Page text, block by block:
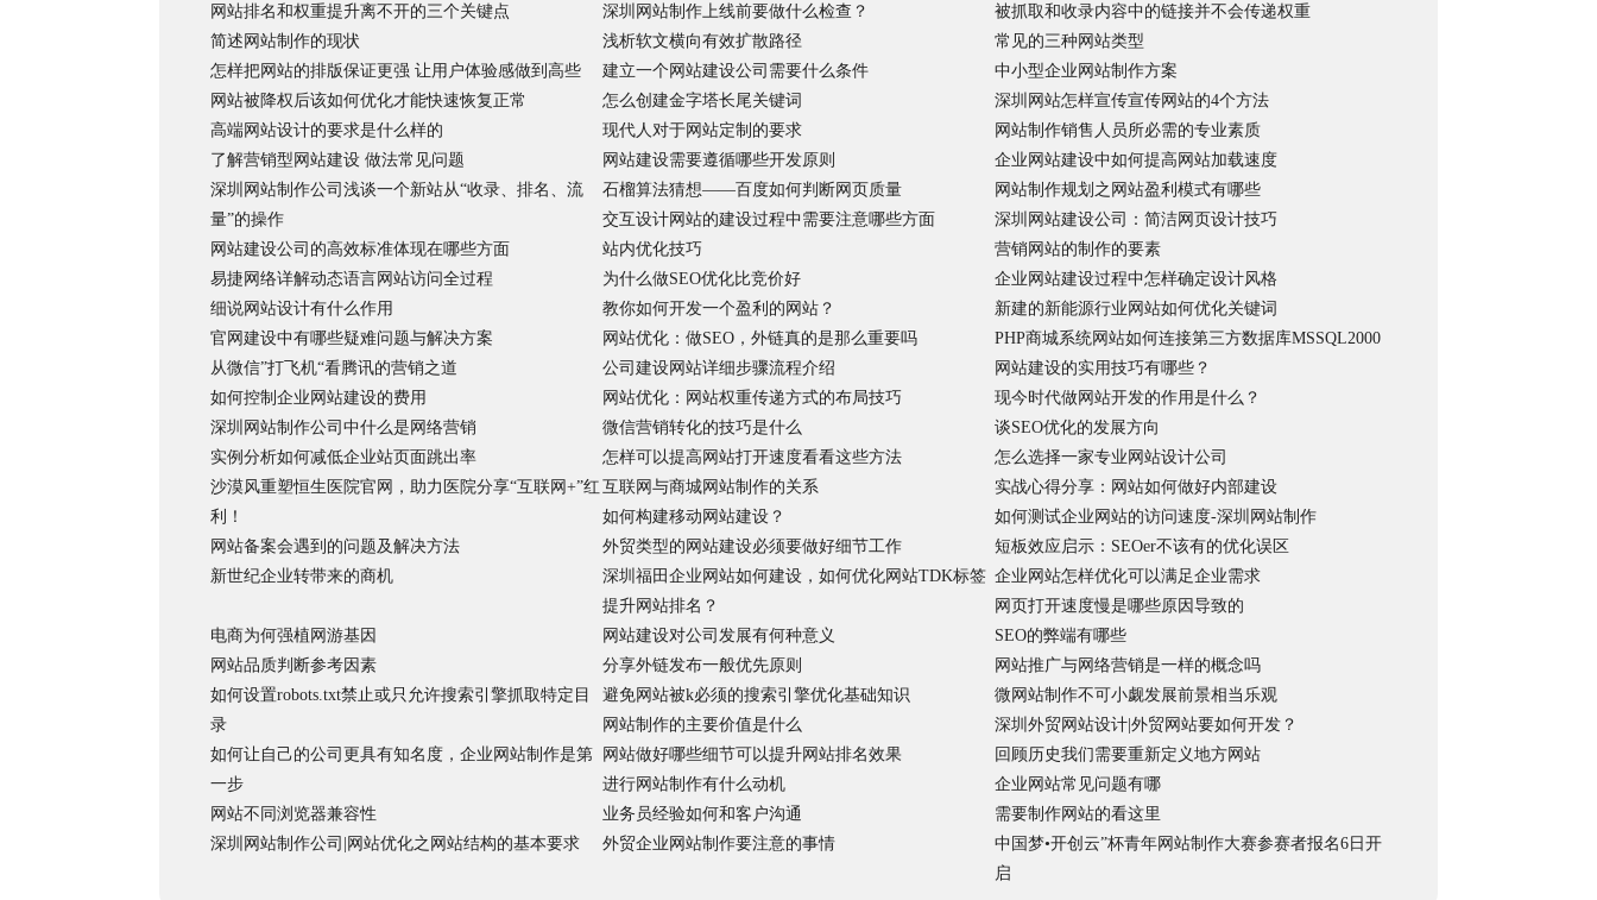
网站排名和权重提升离不开的三个关键点
深圳网站制作上线前要做什么检查？
被抓取和收录内容中的链接并不会传递权重
简述网站制作的现状
浅析软文横向有效扩散路径
常见的三种网站类型
怎样把网站的排版保证更强 让用户体验感做到高些
建立一个网站建设公司需要什么条件
中小型企业网站制作方案
网站被降权后该如何优化才能快速恢复正常
怎么创建金字塔长尾关键词
深圳网站怎样宣传宣传网站的4个方法
高端网站设计的要求是什么样的
现代人对于网站定制的要求
网站制作销售人员所必需的专业素质
了解营销型网站建设 做法常见问题
网站建设需要遵循哪些开发原则
企业网站建设中如何提高网站加载速度
深圳网站制作公司浅谈一个新站从“收录、排名、流
量”的操作
石榴算法猜想——百度如何判断网页质量
网站制作规划之网站盈利模式有哪些
交互设计网站的建设过程中需要注意哪些方面
深圳网站建设公司：简洁网页设计技巧
网站建设公司的高效标准体现在哪些方面
站内优化技巧
营销网站的制作的要素
易捷网络详解动态语言网站访问全过程
为什么做SEO优化比竞价好
企业网站建设过程中怎样确定设计风格
细说网站设计有什么作用
教你如何开发一个盈利的网站？
新建的新能源行业网站如何优化关键词
官网建设中有哪些疑难问题与解决方案
网站优化：做SEO，外链真的是那么重要吗
PHP商城系统网站如何连接第三方数据库MSSQL2000
从微信”打飞机“看腾讯的营销之道
公司建设网站详细步骤流程介绍
网站建设的实用技巧有哪些？
如何控制企业网站建设的费用
网站优化：网站权重传递方式的布局技巧
现今时代做网站开发的作用是什么？
深圳网站制作公司中什么是网络营销
微信营销转化的技巧是什么
谈SEO优化的发展方向
实例分析如何减低企业站页面跳出率
怎样可以提高网站打开速度看看这些方法
怎么选择一家专业网站设计公司
沙漠风重塑恒生医院官网，助力医院分享“互联网+”红
利！
互联网与商城网站制作的关系
实战心得分享：网站如何做好内部建设
如何构建移动网站建设？
如何测试企业网站的访问速度-深圳网站制作
网站备案会遇到的问题及解决方法
外贸类型的网站建设必须要做好细节工作
短板效应启示：SEOer不该有的优化误区
新世纪企业转带来的商机
深圳福田企业网站如何建设，如何优化网站TDK标签
提升网站排名？
企业网站怎样优化可以满足企业需求
网页打开速度慢是哪些原因导致的
电商为何强植网游基因
网站建设对公司发展有何种意义
SEO的弊端有哪些
网站品质判断参考因素
分享外链发布一般优先原则
网站推广与网络营销是一样的概念吗
如何设置robots.txt禁止或只允许搜索引擎抓取特定目
录
避免网站被k必须的搜索引擎优化基础知识
微网站制作不可小觑发展前景相当乐观
网站制作的主要价值是什么
深圳外贸网站设计|外贸网站要如何开发？
如何让自己的公司更具有知名度，企业网站制作是第
一步
网站做好哪些细节可以提升网站排名效果
回顾历史我们需要重新定义地方网站
进行网站制作有什么动机
企业网站常见问题有哪
网站不同浏览器兼容性
业务员经验如何和客户沟通
需要制作网站的看这里
深圳网站制作公司|网站优化之网站结构的基本要求
外贸企业网站制作要注意的事情
中国梦•开创云”杯青年网站制作大赛参赛者报名6日开
启